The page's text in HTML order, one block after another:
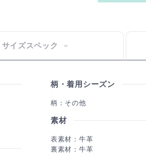
サイズスペック
柄・着用シーズン
柄：その他
素材
表素材：牛革
裏素材：牛革